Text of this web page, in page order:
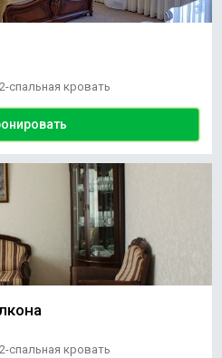
2-спальная кровать
2-спальная кровать